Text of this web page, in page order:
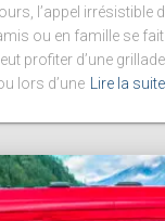
l’appel irrésistible
ou en famille se
profiter d’une
lors d’une
Lire la suite…